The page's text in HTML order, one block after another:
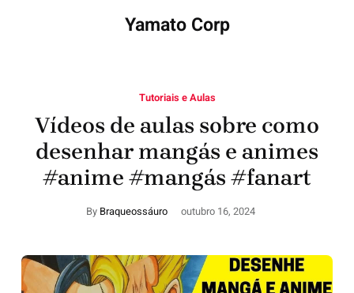
Yamato Corp
Tutoriais e Aulas
Vídeos de aulas sobre como
desenhar mangás e animes
#anime #mangás #fanart
By Braqueossáuro outubro 16, 2024